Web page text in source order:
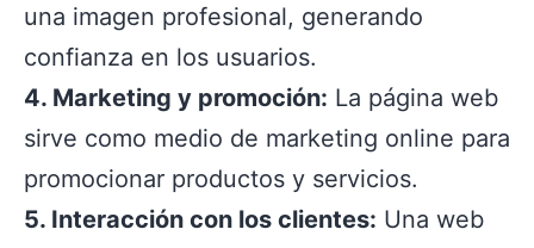
una imagen profesional, generando
confianza en los usuarios.
4. Marketing y promoción: La página web
sirve como medio de marketing online para
promocionar productos y servicios.
5. Interacción con los clientes: Una web